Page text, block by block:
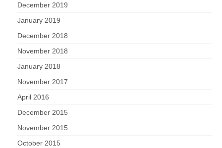
December 2019
January 2019
December 2018
November 2018
January 2018
November 2017
April 2016
December 2015
November 2015
October 2015